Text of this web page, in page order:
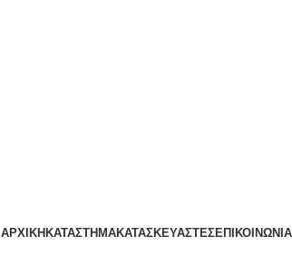
ΑΡΧΙΚΗΚΑΤΑΣΤΗΜΑΚΑΤΑΣΚΕΥΑΣΤΕΣΕΠΙΚΟΙΝΩΝΙΑ